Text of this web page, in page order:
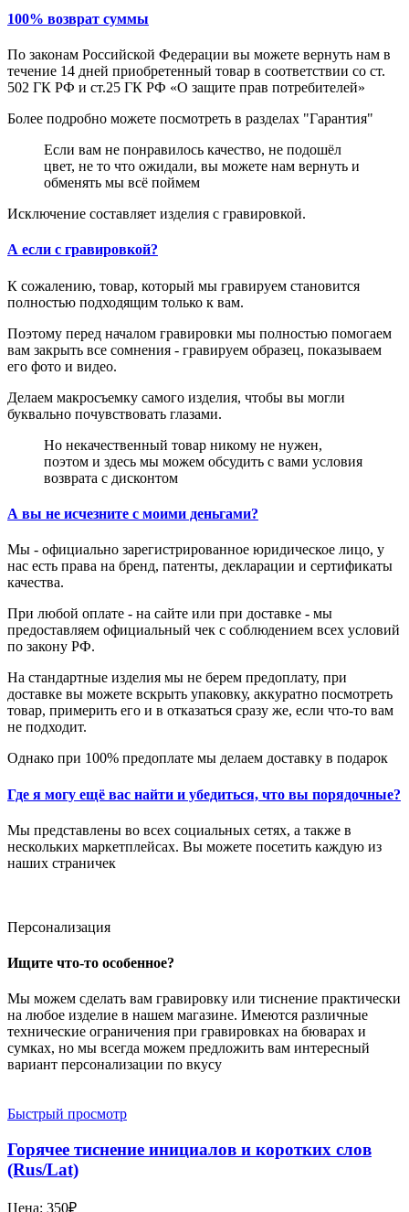
100% возврат суммы
По законам Российской Федерации вы можете вернуть нам в
течение 14 дней приобретенный товар в соответствии со ст.
502 ГК РФ и ст.25 ГК РФ «О защите прав потребителей»
Более подробно можете посмотреть в разделах "Гарантия"
Если вам не понравилось качество, не подошёл
цвет, не то что ожидали, вы можете нам вернуть и
обменять мы всё поймем
Исключение составляет изделия с гравировкой.
А если с гравировкой?
К сожалению, товар, который мы гравируем становится
полностью подходящим только к вам.
Поэтому перед началом гравировки мы полностью помогаем
вам закрыть все сомнения - гравируем образец, показываем
его фото и видео.
Делаем макросъемку самого изделия, чтобы вы могли
буквально почувствовать глазами.
Но некачественный товар никому не нужен,
поэтом и здесь мы можем обсудить с вами условия
возврата с дисконтом
А вы не исчезните с моими деньгами?
Мы - официально зарегистрированное юридическое лицо, у
нас есть права на бренд, патенты, декларации и сертификаты
качества.
При любой оплате - на сайте или при доставке - мы
предоставляем официальный чек с соблюдением всех условий
по закону РФ.
На стандартные изделия мы не берем предоплату, при
доставке вы можете вскрыть упаковку, аккуратно посмотреть
товар, примерить его и в отказаться сразу же, если что-то вам
не подходит.
Однако при 100% предоплате мы делаем доставку в подарок
Где я могу ещё вас найти и убедиться, что вы порядочные?
Мы представлены во всех социальных сетях, а также в
нескольких маркетплейсах. Вы можете посетить каждую из
наших страничек
Персонализация
Ищите что-то особенное?
Мы можем сделать вам гравировку или тиснение практически
на любое изделие в нашем магазине. Имеются различные
технические ограничения при гравировках на бюварах и
сумках, но мы всегда можем предложить вам интересный
вариант персонализации по вкусу
Быстрый просмотр
Горячее тиснение инициалов и коротких слов
(Rus/Lat)
Цена: 350₽